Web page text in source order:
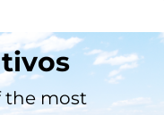
the most